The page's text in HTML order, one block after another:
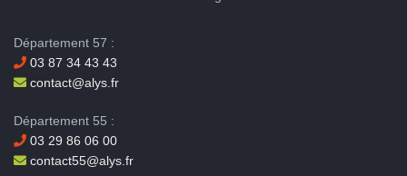
Département 57 :
03 87 34 43 43
contact@alys.fr
Département 55 :
03 29 86 06 00
contact55@alys.fr